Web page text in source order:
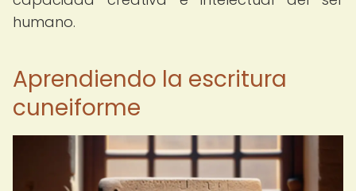
humano.
Aprendiendo la escritura
cuneiforme